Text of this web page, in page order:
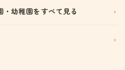
幼稚園をすべて見る